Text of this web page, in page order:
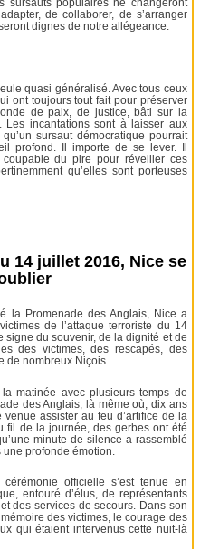
sursauts populaires ne changeront
de collaborer, de s’arranger
dignes de notre allégeance.
quasi généralisé. Avec tous ceux
ont toujours tout fait pour préserver
de paix, de justice, bâti sur la
Les incantations sont à laisser aux
sursaut démocratique pourrait
profond. Il importe de se lever. Il
du pire pour réveiller ces
qu’elles sont porteuses
14 juillet 2016, Nice se
la Promenade des Anglais, Nice a
de l’attaque terroriste du 14
du souvenir, de la dignité et de
des victimes, des rescapés, des
de nombreux Niçois.
matinée avec plusieurs temps de
des Anglais, là même où, dix ans
assister au feu d’artifice de la
fil de la journée, des gerbes ont été
minute de silence a rassemblé
profonde émotion.
officielle s’est tenue en
entouré d’élus, de représentants
des services de secours. Dans son
des victimes, le courage des
qui étaient intervenus cette nuit-là